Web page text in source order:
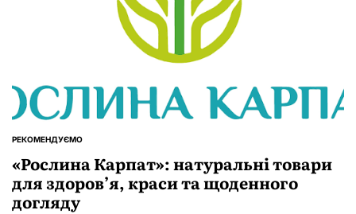
ОПУБЛІКУВАТИ
РЕКОМЕНДУЄМО
«Рослина Карпат»: натуральні товари
для здоров’я, краси та щоденного
догляду